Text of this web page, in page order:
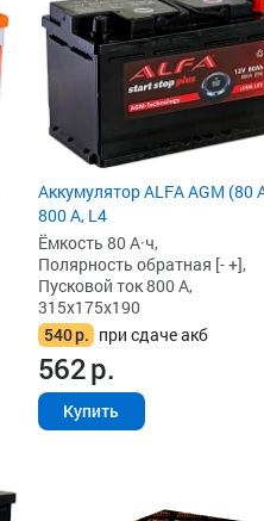
Аккумулятор ALFA AGM (80
800 А, L4
Ёмкость 80 А·ч,
Полярность обратная [- +],
Пусковой ток 800 А,
315x175x190
540р. при сдаче акб
562р.
Купить